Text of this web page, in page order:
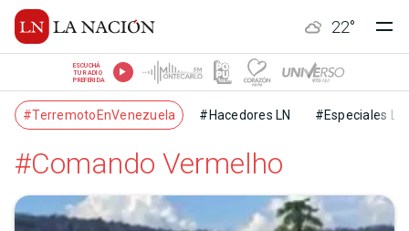
22°
ESCUCHÁ
TU RADIO
PREFERIDA
#TerremotoEnVenezuela #Hacedores LN #Especiales LN
#Comando Vermelho